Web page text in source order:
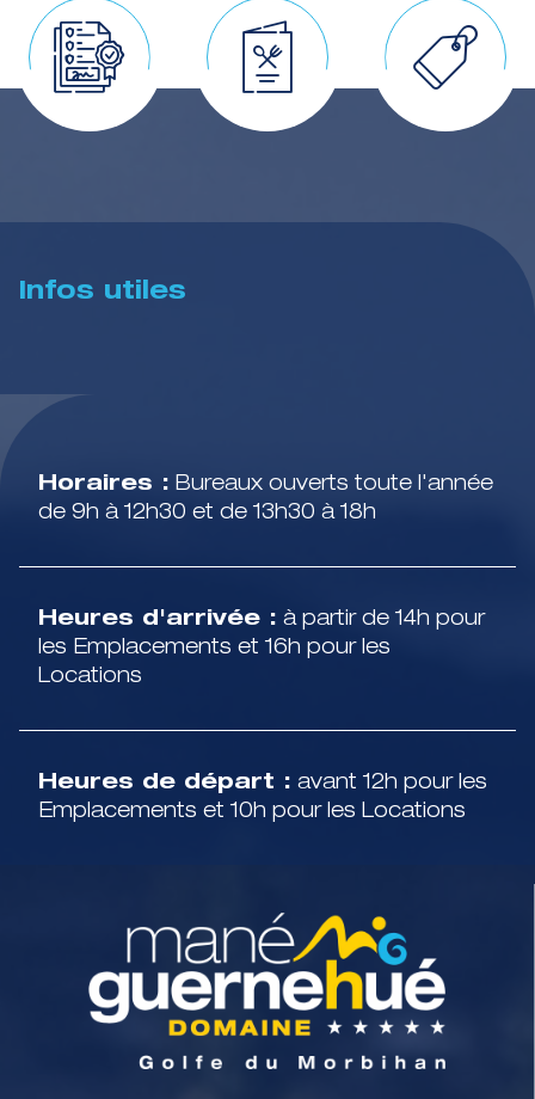
Infos utiles
Horaires : Bureaux ouverts toute l'année
de 9h à 12h30 et de 13h30 à 18h
Heures d'arrivée : à partir de 14h pour
les Emplacements et 16h pour les
Locations
Heures de départ : avant 12h pour les
Emplacements et 10h pour les Locations